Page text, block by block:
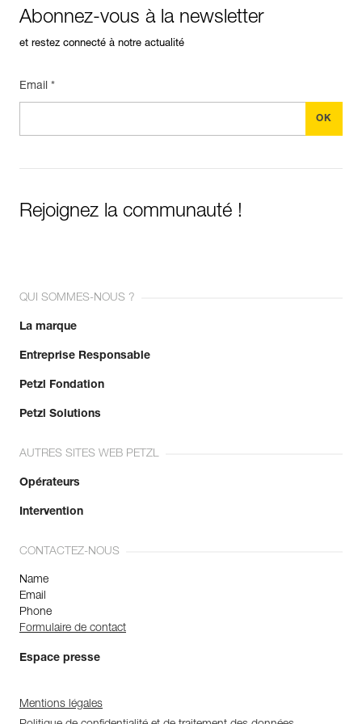
Abonnez-vous à la newsletter
et restez connecté à notre actualité
Email *
Rejoignez la communauté !
QUI SOMMES-NOUS ?
La marque
Entreprise Responsable
Petzl Fondation
Petzl Solutions
AUTRES SITES WEB PETZL
Opérateurs
Intervention
CONTACTEZ-NOUS
Name
Email
Phone
Formulaire de contact
Espace presse
Mentions légales